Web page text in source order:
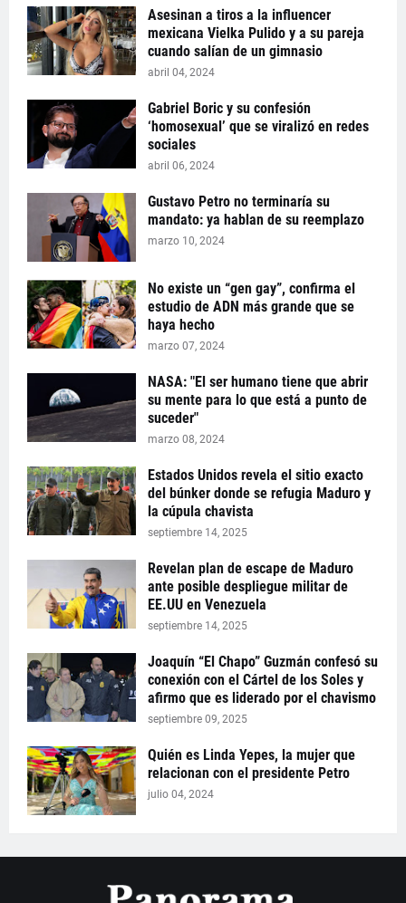
Asesinan a tiros a la influencer
mexicana Vielka Pulido y a su pareja
cuando salían de un gimnasio
abril 04, 2024
Gabriel Boric y su confesión
‘homosexual’ que se viralizó en redes
sociales
abril 06, 2024
Gustavo Petro no terminaría su
mandato: ya hablan de su reemplazo
marzo 10, 2024
No existe un “gen gay”, confirma el
estudio de ADN más grande que se
haya hecho
marzo 07, 2024
NASA: "El ser humano tiene que abrir
su mente para lo que está a punto de
suceder"
marzo 08, 2024
Estados Unidos revela el sitio exacto
del búnker donde se refugia Maduro y
la cúpula chavista
septiembre 14, 2025
Revelan plan de escape de Maduro
ante posible despliegue militar de
EE.UU en Venezuela
septiembre 14, 2025
Joaquín “El Chapo” Guzmán confesó su
conexión con el Cártel de los Soles y
afirmo que es liderado por el chavismo
septiembre 09, 2025
Quién es Linda Yepes, la mujer que
relacionan con el presidente Petro
julio 04, 2024